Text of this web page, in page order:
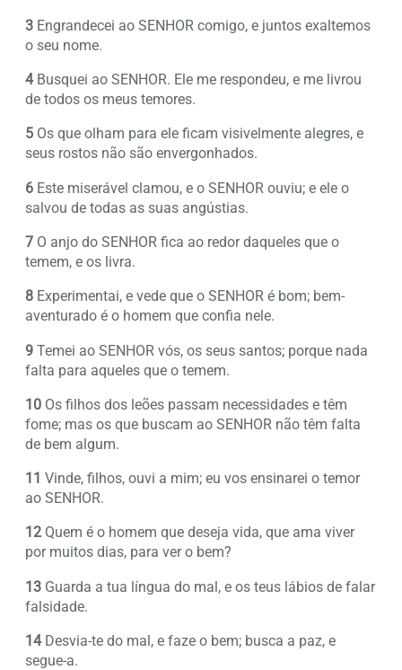
3 Engrandecei ao SENHOR comigo, e juntos exaltemos
o seu nome.
4Busquei ao SENHOR. Ele me respondeu, e me livrou
de todos os meus temores.
5 Os que olham para ele ficam visivelmente alegres, e
seus rostos não são envergonhados.
6 Este miserável clamou, e o SENHOR ouviu; e ele o
salvou de todas as suas angústias.
7 O anjo do SENHOR fica ao redor daqueles que o
temem, e os livra.
8 Experimentai, e vede que o SENHOR é bom; bem-
aventurado é o homem que confia nele.
9 Temei ao SENHOR vós, os seus santos; porque nada
falta para aqueles que o temem.
10 Os filhos dos leões passam necessidades e têm
fome; mas os que buscam ao SENHOR não têm falta
de bem algum.
11 Vinde, filhos, ouvi a mim; eu vos ensinarei o temor
ao SENHOR.
12 Quem é o homem que deseja vida, que ama viver
por muitos dias, para ver o bem?
13 Guarda a tua língua do mal, e os teus lábios de falar
falsidade.
14Desvia-te do mal, e faze o bem; busca a paz, e
segue-a.